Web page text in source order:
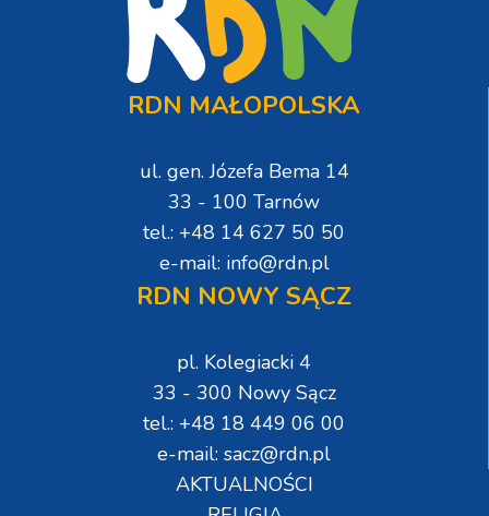
RDN MAŁOPOLSKA
ul. gen. Józefa Bema 14
33 - 100 Tarnów
tel.: +48 14 627 50 50
e-mail: info@rdn.pl
RDN NOWY SĄCZ
pl. Kolegiacki 4
33 - 300 Nowy Sącz
tel.: +48 18 449 06 00
e-mail: sacz@rdn.pl
AKTUALNOŚCI